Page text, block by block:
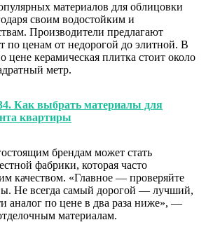
материалов для облицовки
своим водостойким и
Производители предлагают
по ценам от недорогой до элитной. В
цене керамическая плитка стоит около
метр.
Как выбрать материалы для
квартиры
брендам может стать
фабрики, которая часто
качеством. «Главное — проверяйте
Не всегда самый дорогой — лучший,
аналог по цене в два раза ниже», —
материалам.